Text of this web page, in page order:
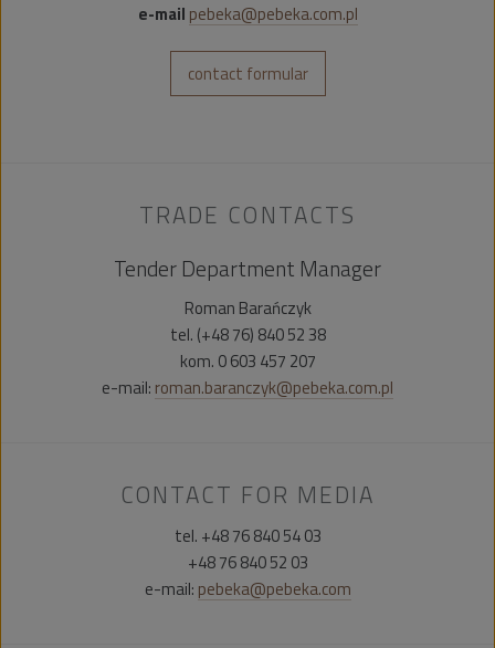
e-mail pebeka@pebeka.com.pl
contact formular
TRADE CONTACTS
Tender Department Manager
Roman Barańczyk
tel. (+48 76) 840 52 38
kom. 0 603 457 207
e-mail: roman.baranczyk@pebeka.com.pl
CONTACT FOR MEDIA
tel. +48 76 840 54 03
+48 76 840 52 03
e-mail: pebeka@pebeka.com